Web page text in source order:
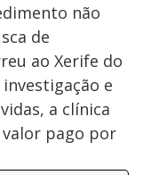
não
de
ao Xerife do
e
a clínica
valor pago por